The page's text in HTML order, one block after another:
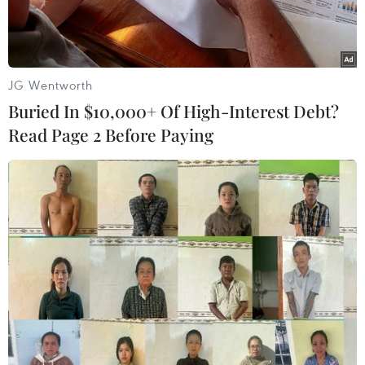
Hiện trường vụ cháy xe đầu kéo trên Cao tốc Nội Bài-Lào Cai.
(Nguồn: TTXVN)
Thượng tá Nguyễn Mạnh Thắng, Đội trưởng Đội
tuần tra kiểm soát giao thông đường bộ cao tốc
số 1 (Đội 1), Phòng Hướng dẫn tuần tra, kiểm
JG Wentworth
Buried In $10,000+ Of High-Interest Debt?
Read Page 2 Before Paying